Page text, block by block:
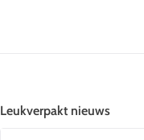
Leukverpakt nieuws